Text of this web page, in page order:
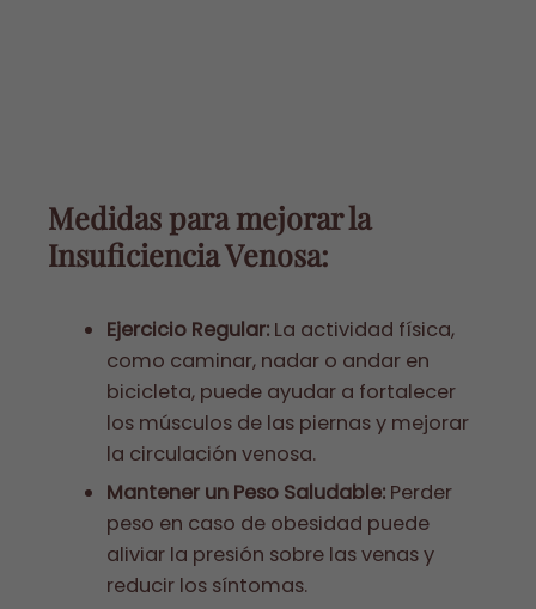
Medidas para mejorar la
Insuficiencia Venosa:
Ejercicio Regular: La actividad física,
como caminar, nadar o andar en
bicicleta, puede ayudar a fortalecer
los músculos de las piernas y mejorar
la circulación venosa.
Mantener un Peso Saludable: Perder
peso en caso de obesidad puede
aliviar la presión sobre las venas y
reducir los síntomas.